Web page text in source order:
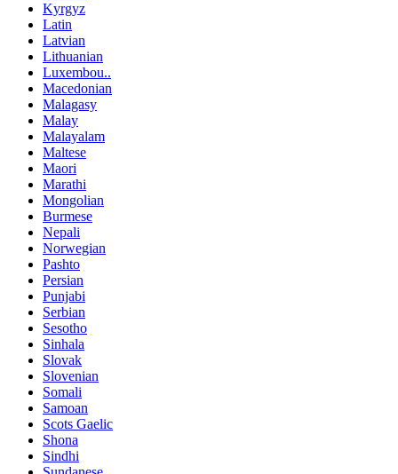
Kyrgyz
Latin
Latvian
Lithuanian
Luxembou..
Macedonian
Malagasy
Malay
Malayalam
Maltese
Maori
Marathi
Mongolian
Burmese
Nepali
Norwegian
Pashto
Persian
Punjabi
Serbian
Sesotho
Sinhala
Slovak
Slovenian
Somali
Samoan
Scots Gaelic
Shona
Sindhi